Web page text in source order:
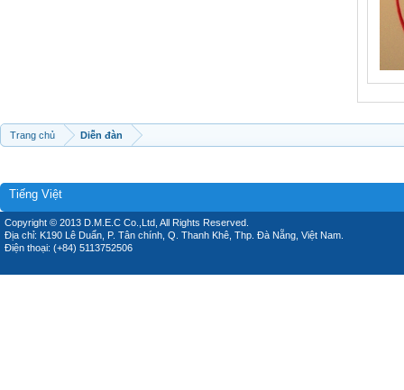
Trang chủ Diễn đàn
Tiếng Việt
Copyright © 2013 D.M.E.C Co.,Ltd, All Rights Reserved.
Địa chỉ: K190 Lê Duẩn, P. Tân chính, Q. Thanh Khê, Thp. Đà Nẵng, Việt Nam.
Điện thoại: (+84) 5113752506